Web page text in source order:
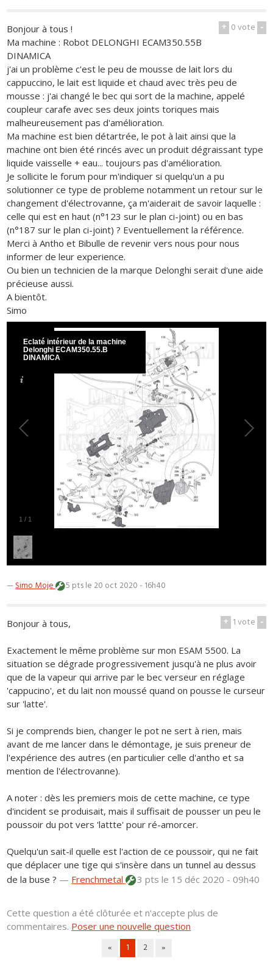
+ 0vote -
Bonjour à tous !
Ma machine : Robot DELONGHI ECAM350.55B
DINAMICA
j'ai un problème c'est le peu de mousse de lait lors du
cappuccino, le lait est liquide et chaud avec très peu de
mousse : j'ai changé le bec qui sort de la machine, appelé
coupleur carafe avec ses deux joints toriques mais
malheureusement pas d'amélioration.
Ma machine est bien détartrée, le pot à lait ainsi que la
machine ont bien été rincés avec un produit dégraissant type
liquide vaisselle + eau... toujours pas d'amélioration.
Je sollicite le forum pour m'indiquer si quelqu'un a pu
solutionner ce type de probleme notamment un retour sur le
changement d'électrovanne, ça m'aiderait de savoir laquelle :
celle qui est en haut (n°123 sur le plan ci-joint) ou en bas
(n°187 sur le plan ci-joint) ? Eventuellement la référence.
Merci à Antho et Bibulle de revenir vers nous pour nous
informer de leur experience.
Ou bien un technicien de la marque Delonghi serait d'une aide
précieuse aussi.
A bientôt.
Simo
1 / 1
Eclaté intérieur de la machine
Delonghi ECAM350.55.B
DINAMICA
—Simo Moje 5 ptsle 20 oct 2020 - 16h40
+ 1vote -
Bonjour à tous,
Exactement le même problème sur mon ESAM 5500. La
situation se dégrade progressivement jusqu'à ne plus avoir
que de la vapeur qui arrive par le bec verseur en réglage
'cappucino', et du lait non moussé quand on pousse le curseur
sur 'latte'.
Si je comprends bien, changer le pot ne sert à rien, mais
avant de me lancer dans le démontage, je suis preneur de
l'expérience des autres (en particulier celle d'antho et sa
mention de l'électrovanne).
A noter : dès les premiers mois de cette machine, ce type
d'incident se produisait, mais il suffisait de pousser un peu le
poussoir du pot vers 'lattte' pour ré-amorcer.
Quelqu'un sait-il quelle est l'action de ce poussoir, qui ne fait
que déplacer une tige qui s'insère dans un tunnel au dessus
de la buse ? — Frenchmetal 3 ptsle 15 déc 2020 - 09h40
Cette question a été clôturée et n'accepte plus de
commentaires. Poser une nouvelle question
« 1 2 »